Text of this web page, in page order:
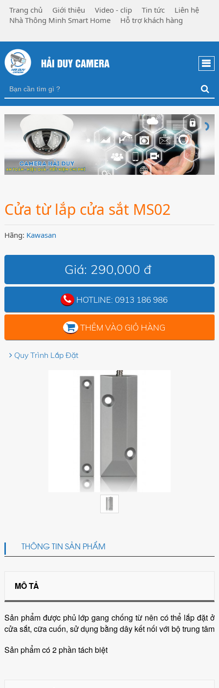
Trang chủ Giới thiệu Video - clip Tin tức
Liên hệ
Nhà Thông Minh Smart Home
Hỗ trợ khách hàng
HẢI DUY CAMERA
Cửa từ lắp cửa sắt MS02
Hãng: Kawasan
Giá: 290,000 đ
HOTLINE: 0913 186 986
THÊM VÀO GIỎ HÀNG
Quy Trình Lắp Đặt
THÔNG TIN SẢN PHẨM
MÔ TẢ
Sản phẩm được phủ lớp gang chống từ nên có thể lắp đặt ở
cửa sắt, cữa cuốn, sử dụng bằng dây kết nối với bộ trung tâm
Sản phẩm có 2 phần tách biệt